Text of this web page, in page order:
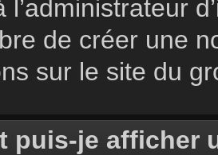
l’administrateur
de créer une
sur le site du
puis-je afficher